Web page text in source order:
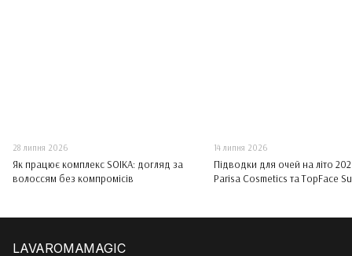
28 липня 2026
Як працює комплекс SOIKA: догляд за
волоссям без компромісів
14 липня 2026
Підводки для очей на літо
Parisa Cosmetics та TopFace